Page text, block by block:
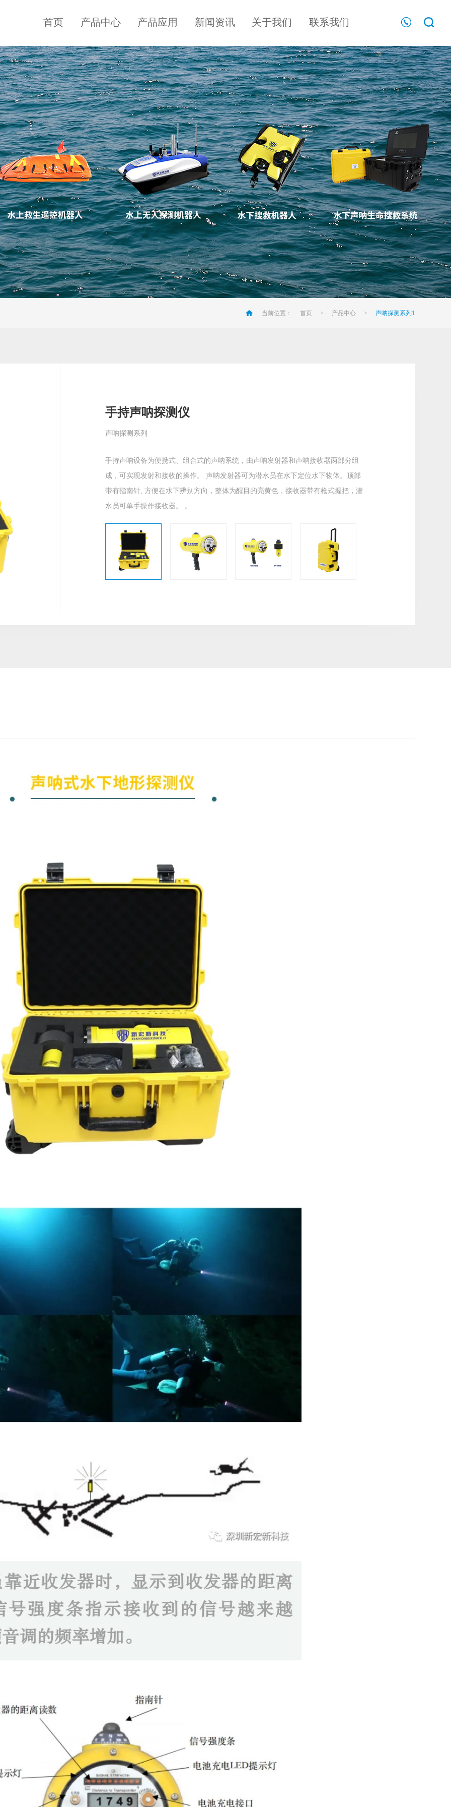
首页 产品中心 产品应用 新闻资讯 关于我们 联系我们
水上智能无人
船
水文测绘无人船
水面无人侦查机
器人
水上无人探测机
器人
水上无人侦测船
水域安防无人巡
逻船
自扶正无人船
水上侦测无人船
水上巡逻无人船
水下搜救机器
人
水下搜救机器人
6T
水下搜救机器人
V8
水下搜救机器人
R40
水下搜救机器人
H8
声呐探测系列
多功能水下声呐
搜救系统（可定
制）
声呐式水下地形
探测仪
手持声呐探测仪
河床扫描仪
公司新闻 行业新闻
企业介绍 文化理念
宣传视频 工厂实景
联系方式
当前位置： 首页 > 产品中心 > 声呐探测系列1
手持声呐探测仪
声呐探测系列
手持声呐设备为便携式、组合式的声呐系统，由声呐发射器和声呐接收器两部分组
成，可实现发射和接收的操作。 声呐发射器可为潜水员在水下定位水下物体。顶部
带有指南针, 方便在水下辨别方向，整体为醒目的亮黄色，接收器带有枪式握把，潜
水员可单手操作接收器。 。